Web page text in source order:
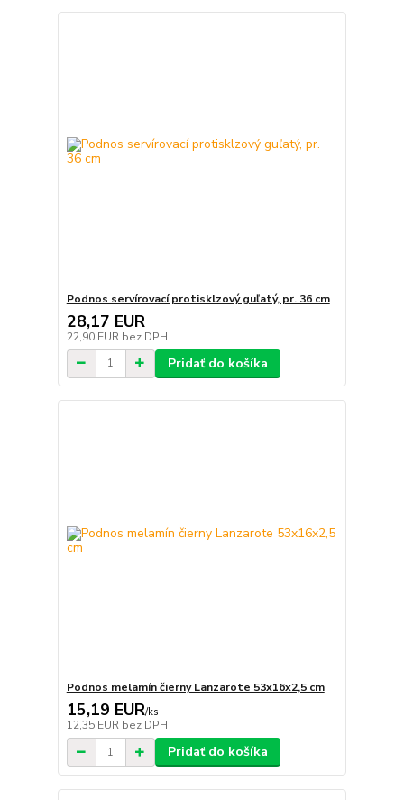
Podnos servírovací protisklzový guľatý, pr. 36 cm
28,17 EUR
22,90 EUR bez DPH
Pridať do košíka
Podnos melamín čierny Lanzarote 53x16x2,5 cm
15,19 EUR/ks
12,35 EUR bez DPH
Pridať do košíka